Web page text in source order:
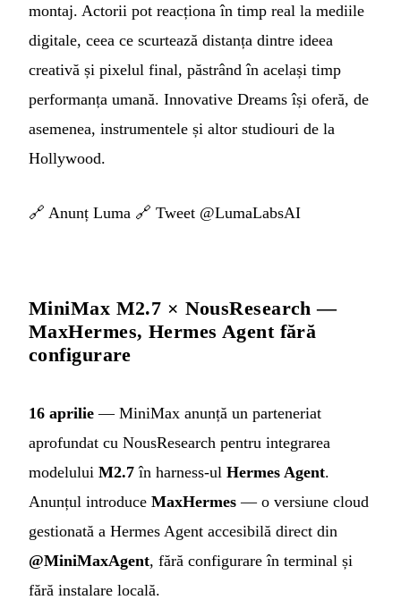
montaj. Actorii pot reacționa în timp real la mediile
digitale, ceea ce scurtează distanța dintre ideea
creativă și pixelul final, păstrând în același timp
performanța umană. Innovative Dreams își oferă, de
asemenea, instrumentele și altor studiouri de la
Hollywood.
🔗 Anunț Luma 🔗 Tweet @LumaLabsAI
MiniMax M2.7 × NousResearch —
MaxHermes, Hermes Agent fără
configurare
16 aprilie — MiniMax anunță un parteneriat
aprofundat cu NousResearch pentru integrarea
modelului M2.7 în harness-ul Hermes Agent.
Anunțul introduce MaxHermes — o versiune cloud
gestionată a Hermes Agent accesibilă direct din
@MiniMaxAgent, fără configurare în terminal și
fără instalare locală.